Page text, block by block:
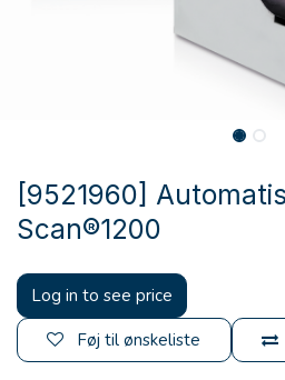
[9521960]
Scan®1200
Log in to see price
Føj til ønskeliste